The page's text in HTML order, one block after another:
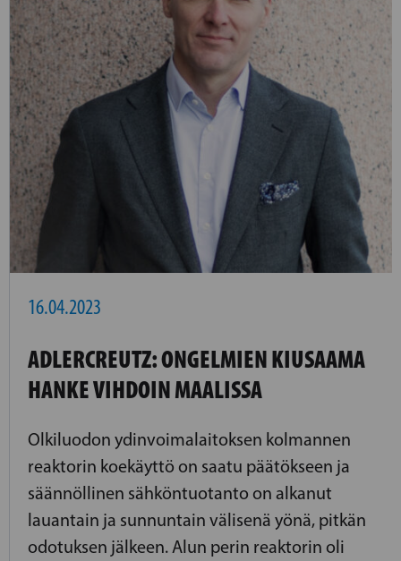
16.04.2023
ADLERCREUTZ: ONGELMIEN KIUSAAMA
HANKE VIHDOIN MAALISSA
Olkiluodon ydinvoimalaitoksen kolmannen
reaktorin koekäyttö on saatu päätökseen ja
säännöllinen sähköntuotanto on alkanut
lauantain ja sunnuntain välisenä yönä, pitkän
odotuksen jälkeen. Alun perin reaktorin oli